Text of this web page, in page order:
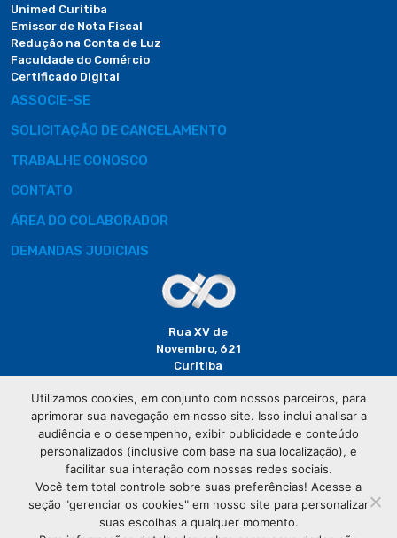
Unimed Curitiba
Emissor de Nota Fiscal
Redução na Conta de Luz
Faculdade do Comércio
Certificado Digital
ASSOCIE-SE
SOLICITAÇÃO DE CANCELAMENTO
TRABALHE CONOSCO
CONTATO
ÁREA DO COLABORADOR
DEMANDAS JUDICIAIS
Rua XV de
Novembro, 621
Curitiba
(41) 3320-
2929
Utilizamos cookies, em conjunto com nossos parceiros, para
aprimorar sua navegação em nosso site. Isso inclui analisar a
audiência e o desempenho, exibir publicidade e conteúdo
personalizados (inclusive com base na sua localização), e
facilitar sua interação com nossas redes sociais.
Você tem total controle sobre suas preferências! Acesse a
seção "gerenciar os cookies" em nosso site para personalizar
suas escolhas a qualquer momento.